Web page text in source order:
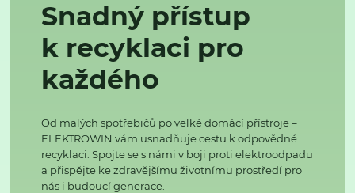
Snadný přístup
k recyklaci pro
každého
Od malých spotřebičů po velké domácí přístroje –
ELEKTROWIN vám usnadňuje cestu k odpovědné
recyklaci. Spojte se s námi v boji proti elektroodpadu
a přispějte ke zdravějšímu životnímu prostředí pro
nás i budoucí generace.